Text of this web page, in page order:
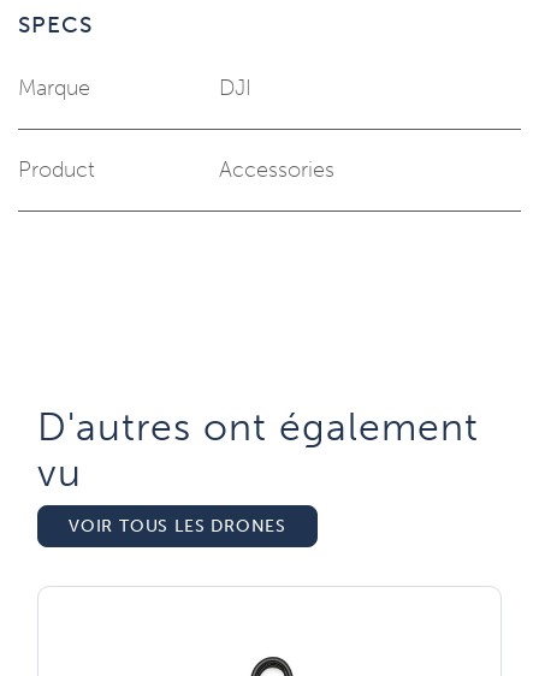
SPECS
Marque DJI
Product Accessories
D'autres ont également
vu​
VOIR TOUS LES DRONES